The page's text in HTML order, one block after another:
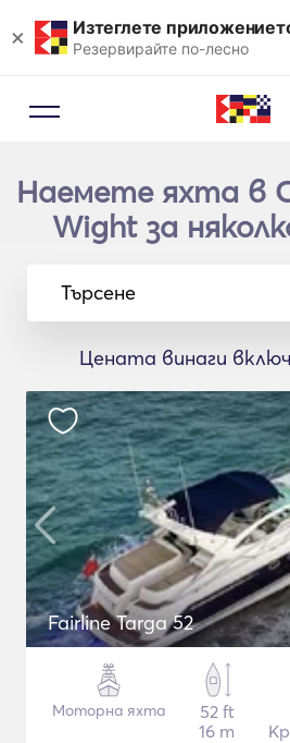
× Изтеглете
Резервирайте по-лесно
Наемете яхта в
Wight за
Търсене
Цената винаги
Fairline Targa 52
Моторна яхта
52 ft
16 m